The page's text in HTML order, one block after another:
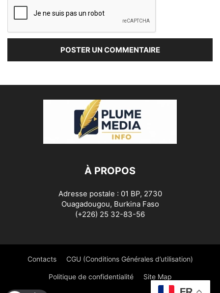
À PROPOS
Adresse postale : 01 BP, 2730
Ouagadougou, Burkina Faso
(+226) 25 32-83-56
Contacts CGU (Conditions Générales d’utilisation)
Politique de confidentialité Site Map